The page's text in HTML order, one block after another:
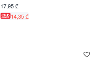
17,95 ₾
14,35 ₾